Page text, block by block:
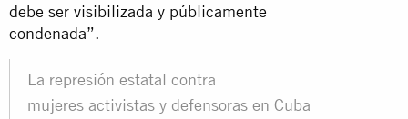
debe ser visibilizada y públicamente
condenada”.
La represión estatal contra
mujeres activistas y defensoras en Cuba